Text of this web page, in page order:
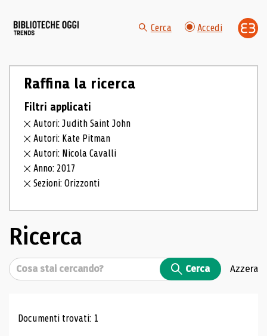
Cerca Accedi
Raffina la ricerca
Filtri applicati
Autori: Judith Saint John
Autori: Kate Pitman
Autori: Nicola Cavalli
Anno: 2017
Sezioni: Orizzonti
Ricerca
Cerca Cerca Azzera
Risultati di ricerca
Documenti trovati: 1